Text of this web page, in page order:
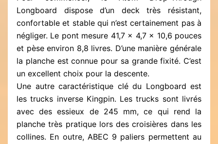
Longboard dispose d’un deck très résistant,
confortable et stable qui n’est certainement pas à
négliger. Le pont mesure 41,7 x 4,7 x 10,6 pouces
et pèse environ 8,8 livres. D’une manière générale
la planche est connue pour sa grande fixité. C’est
un excellent choix pour la descente.
Une autre caractéristique clé du Longboard est
les trucks inverse Kingpin. Les trucks sont livrés
avec des essieux de 245 mm, ce qui rend la
planche très pratique lors des croisières dans les
collines. En outre, ABEC 9 paliers permettent au